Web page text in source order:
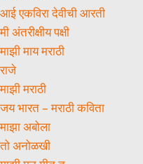
आई एकविरा देवीची आरती
मी अंतरीक्षीय पक्षी
माझी माय मराठी
राजे
माझी मराठी
जय भारत – मराठी कविता
माझा अबोला
तो अनोळखी